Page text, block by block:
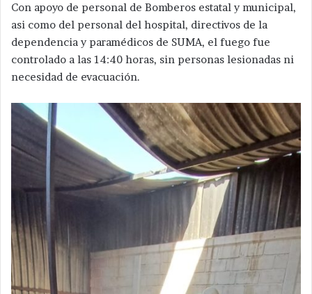
Con apoyo de personal de Bomberos estatal y municipal,
asi como del personal del hospital, directivos de la
dependencia y paramédicos de SUMA, el fuego fue
controlado a las 14:40 horas, sin personas lesionadas ni
necesidad de evacuación.